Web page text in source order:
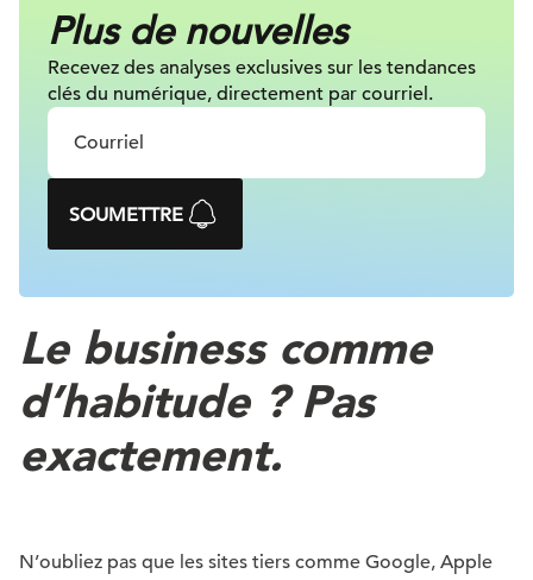
Plus de nouvelles
Recevez des analyses exclusives sur les tendances
clés du numérique, directement par courriel.
SOUMETTRE
Le business comme
d’habitude ? Pas
exactement.
N’oubliez pas que les sites tiers comme Google, Apple